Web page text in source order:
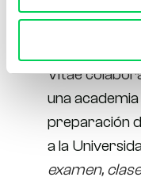
de realizar la
necesitas
Vitae
una
preparación
a la
examen,